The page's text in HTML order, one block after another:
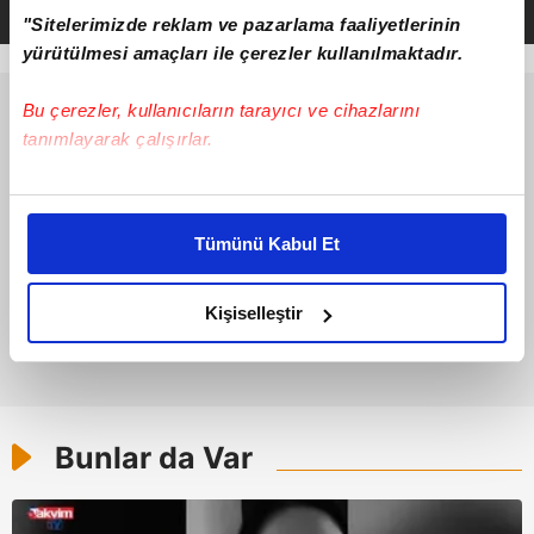
"Sitelerimizde reklam ve pazarlama faaliyetlerinin
yürütülmesi amaçları ile çerezler kullanılmaktadır.
Bu çerezler, kullanıcıların tarayıcı ve cihazlarını
tanımlayarak çalışırlar.
Bu çerezlere izin vermeniz halinde sizlere özel
daha iyi reklam deneyimi yaşatabiliriz. Bunu yaparken
amacımızın size daha iyi bir reklam deneyimi sunmak
olduğunu ve sizlere en iyi içerikleri sunabilmek adına
elimizden gelen çabayı gösterdiğimizi ve bu noktada,
reklamların maliyetlerimizi karşılamak noktasında tek gelir
Her halükârda, kullanıcılar, bu çerezlere izin vermedikleri
gösterilmeyecektir."
Tümünü Kabul Et
Kişiselleştir
Bunlar da Var